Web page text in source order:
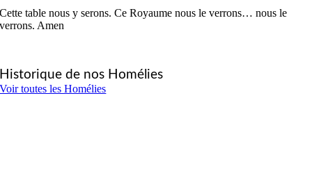
Cette table nous y serons. Ce Royaume nous le verrons… nous le
verrons. Amen
Historique de nos Homélies
Voir toutes les Homélies